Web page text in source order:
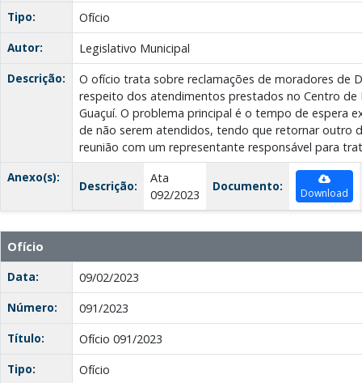
Tipo:
Ofício
Autor:
Legislativo Municipal
Descrição:
O ofício trata sobre reclamações de moradores de
respeito dos atendimentos prestados no Centro
Guaçuí. O problema principal é o tempo de espera
de não serem atendidos, tendo que retornar outro
reunião com um representante responsável para
Anexo(s):
Descrição:
Ata
092/2023
Documento: Download
Ofício
Data:
09/02/2023
Número:
091/2023
Título:
Ofício 091/2023
Tipo:
Ofício